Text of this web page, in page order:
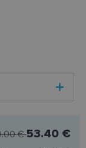
€53.40 €